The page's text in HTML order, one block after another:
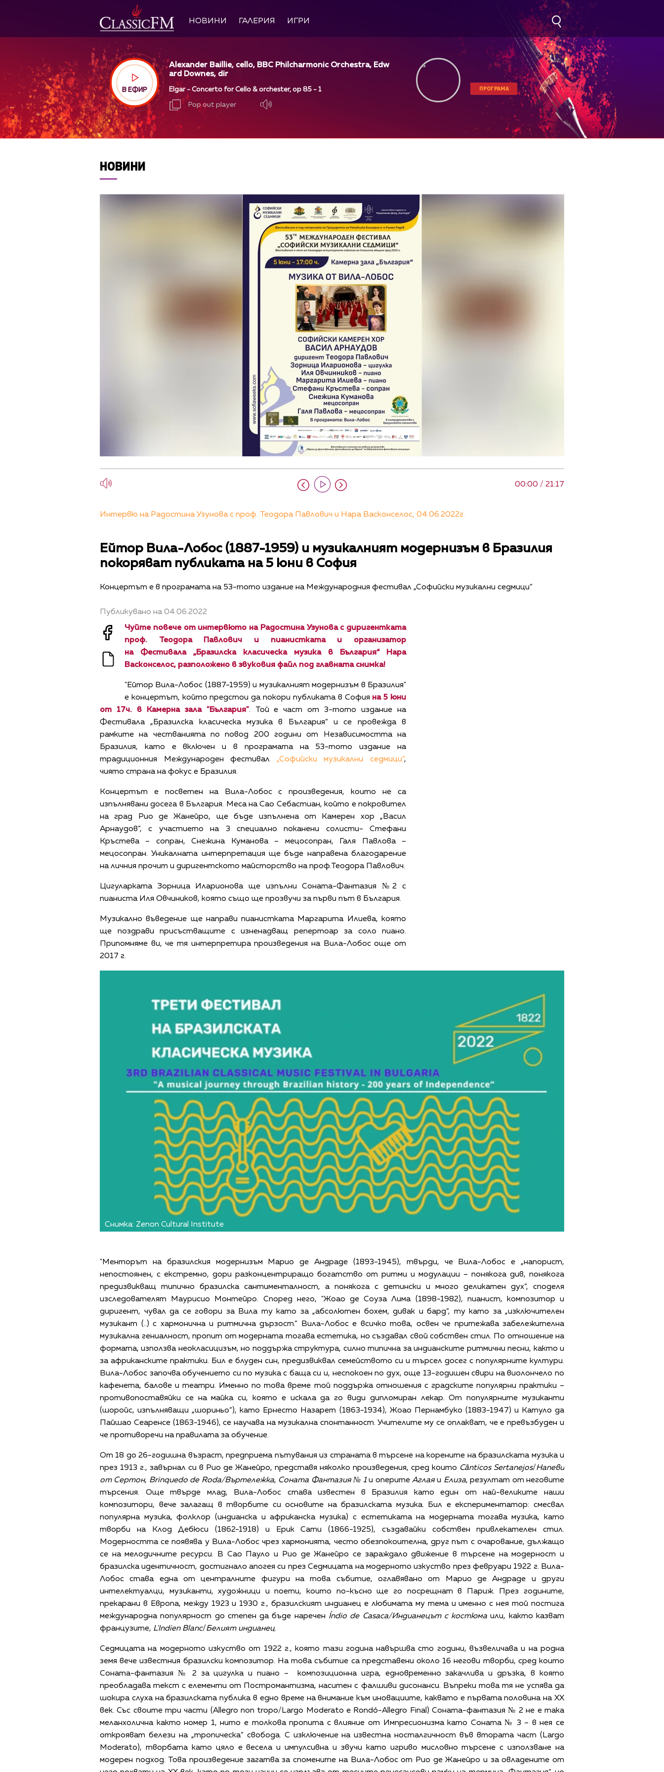
НОВИНИ ГАЛЕРИЯ ИГРИ
В ЕФИР
Alexander Baillie, cello, BBC Philcharmonic Orchestra, Edw
ard Downes, dir
Elgar - Concerto for Cello & orchester, op 85 - 1
Pop out player
ПРОГРАМА
НОВИНИ
00:00 / 21:17
Интервю на Радостина Узунова с проф. Теодора Павлович и Нара Васконселос, 04.06.2022г.
Ейтор Вила-Лобос (1887-1959) и музикалният модернизъм в Бразилия
покоряват публиката на 5 юни в София
Концертът е в програмата на 53-тото издание на Международния фестивал „Софийски музикални седмици“
Публикувано на 04.06.2022
Чуйте повече от интервюто на Радостина Узунова с диригентката
проф. Теодора Павлович и пианистката и организатор
на Фестивала „Бразилска класическа музика в България“ Нара
Васконселос, разположено в звуковия файл под главната снимка!
"Ейтор Вила-Лобос (1887-1959) и музикалният модернизъм в Бразилия"
е концертът, който предстои да покори публиката в София на 5 юни
от 17ч. в Камерна зала "България". Той е част от 3-тото издание на
Фестивала „Бразилска класическа музика в България“ и се провежда в
рамките на честванията по повод 200 години от Независимостта на
Бразилия, като е включен и в програмата на 53-тото издание на
традиционния Международен фестивал „Софийски музикални седмици“,
чиято страна на фокус е Бразилия.
Kонцертът е посветен на Вила-Лобос с произведения, които не са
изпълнявани досега в България. Меса на Сао Себастиан, който е покровител
на град Рио де Жанейро, ще бъде изпълнена от Камерен хор „Васил
Арнаудов“, с участието на 3 специално поканени солисти- Стефани
Кръстева – сопран, Снежина Куманова – мецосопран, Галя Павлова –
мецосопран. Уникалната интерпретация ще бъде направена благодарение
на личния прочит и диригентското майсторство на проф.Теодора Павлович.
Цигуларката Зорница Иларионова ще изпълни Соната-Фантазия №2 с
пианиста Иля Овчиников, която също ще прозвучи за първи път в България.
Музикално въведение ще направи пианистката Маргарита Илиева, която
ще поздрави присъстващите с изненадващ репертоар за соло пиано.
Припомняме ви, че тя интерпретира произведения на Вила-Лобос още от
2017 г.
Снимка: Zenon Cultural Institute
"Менторът на бразилския модернизъм Марио де Андраде (1893-1945), твърди, че Вила-Лобос е „напорист,
непостоянен, с екстремно, дори разконцентриращо богатство от ритми и модулации – понякога див, понякога
предизвикващ типично бразилска сантименталност, а понякога с детински и много деликатен дух“, споделя
изследователят Маурисио Монтейро. Според него, "Жоао де Соуза Лима (1898-1982), пианист, композитор и
диригент, чувал да се говори за Вила ту като за „абсолютен бохем, дивак и бард“, ту като за „изключителен
музикант (..) с хармонична и ритмична дързост.“ Вила-Лобос е всичко това, освен че притежава забележителна
музикална гениалност, пропит от модерната тогава естетика, но създавал свой собствен стил. По отношение на
формата, използва неокласицизъм, но поддържа структура, силно типична за индианските ритмични песни, както и
за африканските практики. Бил е блуден син, предизвиквал семейството си и търсел досег с популярните култури.
Вила-Лобос започва обучението си по музика с баща си и, неспокоен по дух, още 13-годишен свири на виолончело по
кафенета, балове и театри. Именно по това време той поддържа отношения с градските популярни практики –
противопоставяйки се на майка си, която е искала да го види дипломиран лекар. От популярните музиканти
(шоройс, изпълняващи „шориньо“), като Ернесто Назарет (1863-1934), Жоао Пернамбуко (1883-1947) и Катуло да
Пайшао Сеаренсе (1863-1946), се научава на музикална спонтанност. Учителите му се оплакват, че е превъзбуден и
че противоречи на правилата за обучение.
От 18 до 26-годишна възраст, предприема пътувания из страната в търсене на корените на бразилската музика и
през 1913 г., завърнал си в Рио де Жанейро, представя няколко произведения, сред които Cânticos Sertanejos/Напеви
от Сертон, Brinquedo de Roda/Въртележка, Соната Фантазия № 1и оперите Аглаяи Елиза, резултат от неговите
търсения. Още твърде млад, Вила-Лобос става известен в Бразилия като един от най-великите наши
композитори, вече залагащ в творбите си основите на бразилската музика. Бил е експериментатор: смесвал
популярна музика, фолклор (индианска и африканска музика) с естетиката на модерната тогава музика, като
творби на Клод Дебюси (1862-1918) и Ерик Сати (1866-1925), създавайки собствен привлекателен стил.
Модерността се появява у Вила-Лобос чрез хармонията, често обезпокоителна, друг път с очарование, дължащо
се на мелодичните ресурси. В Сао Пауло и Рио де Жанейро се зараждало движение в търсене на модерност и
бразилска идентичност, достигнало апогея си през Седмицата на модерното изкуство през февруари 1922 г. Вила-
Лобос става една от централните фигури на това събитие, оглавявано от Марио де Андраде и други
интелектуалци, музиканти, художници и поети, които по-късно ще го посрещнат в Париж. През годините,
прекарани в Европа, между 1923 и 1930 г., бразилският индианец е любимата му тема и именно с нея той постига
международна популярност до степен да бъде наречен Índio de Casaca/Индианецът с костюма или, както казват
французите, L'Indien Blanc/Белият индианец.
Седмицата на модерното изкуство от 1922 г., която тази година навършва сто години, възвеличава и на родна
земя вече известния бразилски композитор. На това събитие са представени около 16 негови творби, сред които
Соната-фантазия № 2 за цигулка и пиано – композиционна игра, едновременно закачлива и дръзка, в която
преобладава текст с елементи от Постромантизма, наситен с фалшиви дисонанси. Въпреки това тя не успява да
шокира слуха на бразилската публика в едно време на внимание към иновациите, каквато е първата половина на ХХ
век. Със своите три части (Allegro non tropo/Largo Moderato e Rondó-Allegro Final) Соната-фантазия № 2 не е така
меланхолична както номер 1, нито е толкова пропита с влияние от Импресионизма като Соната № 3 – в нея се
открояват белези на „тропическа“ свобода. С изключение на известна носталгичност във втората част (Largo
Moderato), творбата като цяло е весела и импулсивна и звучи като игриво мисловно търсене с използване на
модерен подход. Това произведение загатва за спомените на Вила-Лобос от Рио де Жанейро и за овладените от